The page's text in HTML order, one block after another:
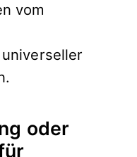
vom
oder